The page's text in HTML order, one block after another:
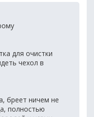
для очистки
чехол в
бреет ничем не
полностью